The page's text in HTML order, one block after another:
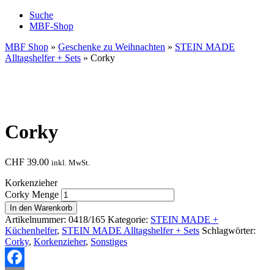
Suche
MBF-Shop
MBF Shop » Geschenke zu Weihnachten » STEIN MADE
Alltagshelfer + Sets » Corky
Corky
CHF 39.00 inkl. MwSt.
Korkenzieher
Corky Menge
In den Warenkorb
Artikelnummer: 0418/165 Kategorie: STEIN MADE +
Küchenhelfer, STEIN MADE Alltagshelfer + Sets Schlagwörter:
Corky, Korkenzieher, Sonstiges